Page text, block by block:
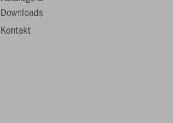
Downloads
Kontakt